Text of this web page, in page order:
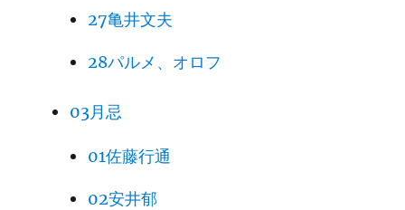
27亀井文夫
28パルメ、オロフ
03月忌
01佐藤行通
02安井郁